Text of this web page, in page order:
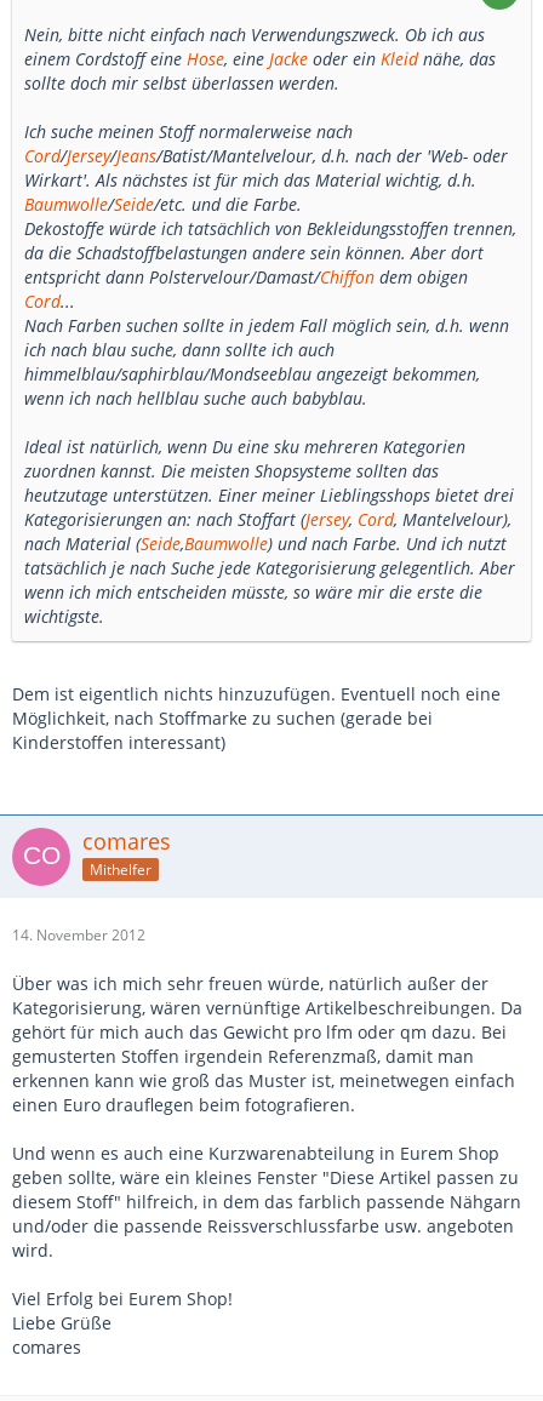
Nein, bitte nicht einfach nach Verwendungszweck. Ob ich aus
einem Cordstoff eine Hose, eine Jacke oder ein Kleidnähe, das
sollte doch mir selbst überlassen werden.
Ich suche meinen Stoff normalerweise nach
Cord/Jersey/Jeans/Batist/Mantelvelour, d.h. nach der 'Web- oder
Wirkart'. Als nächstes ist für mich das Material wichtig, d.h.
Baumwolle/Seide/etc. und die Farbe.
Dekostoffe würde ich tatsächlich von Bekleidungsstoffen trennen,
da die Schadstoffbelastungen andere sein können. Aber dort
entspricht dann Polstervelour/Damast/Chiffon dem obigen
Cord...
Nach Farben suchen sollte in jedem Fall möglich sein, d.h. wenn
ich nach blau suche, dann sollte ich auch
himmelblau/saphirblau/Mondseeblau angezeigt bekommen,
wenn ich nach hellblau suche auch babyblau.
Ideal ist natürlich, wenn Du eine sku mehreren Kategorien
zuordnen kannst. Die meisten Shopsysteme sollten das
heutzutage unterstützen. Einer meiner Lieblingsshops bietet drei
Kategorisierungen an: nach Stoffart (Jersey, Cord, Mantelvelour),
nach Material (Seide,Baumwolle) und nach Farbe. Und ich nutzt
tatsächlich je nach Suche jede Kategorisierung gelegentlich. Aber
wenn ich mich entscheiden müsste, so wäre mir die erste die
wichtigste.
Dem ist eigentlich nichts hinzuzufügen. Eventuell noch eine
Möglichkeit, nach Stoffmarke zu suchen (gerade bei
Kinderstoffen interessant)
comares
Mithelfer
14. November 2012
Über was ich mich sehr freuen würde, natürlich außer der
Kategorisierung, wären vernünftige Artikelbeschreibungen. Da
gehört für mich auch das Gewicht pro lfm oder qm dazu. Bei
gemusterten Stoffen irgendein Referenzmaß, damit man
erkennen kann wie groß das Muster ist, meinetwegen einfach
einen Euro drauflegen beim fotografieren.
Und wenn es auch eine Kurzwarenabteilung in Eurem Shop
geben sollte, wäre ein kleines Fenster "Diese Artikel passen zu
diesem Stoff" hilfreich, in dem das farblich passende Nähgarn
und/oder die passende Reissverschlussfarbe usw. angeboten
wird.
Viel Erfolg bei Eurem Shop!
Liebe Grüße
comares